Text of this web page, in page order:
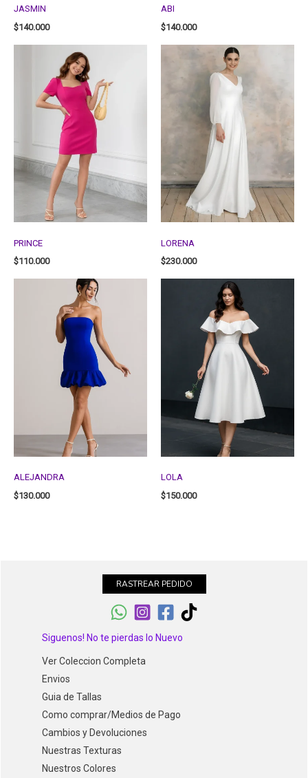
JASMIN
$140.000
ABI
$140.000
PRINCE
$110.000
LORENA
$230.000
ALEJANDRA
$130.000
LOLA
$150.000
RASTREAR PEDIDO
Siguenos! No te pierdas lo Nuevo
Ver Coleccion Completa
Envios
Guia de Tallas
Como comprar/Medios de Pago
Cambios y Devoluciones
Nuestras Texturas
Nuestros Colores